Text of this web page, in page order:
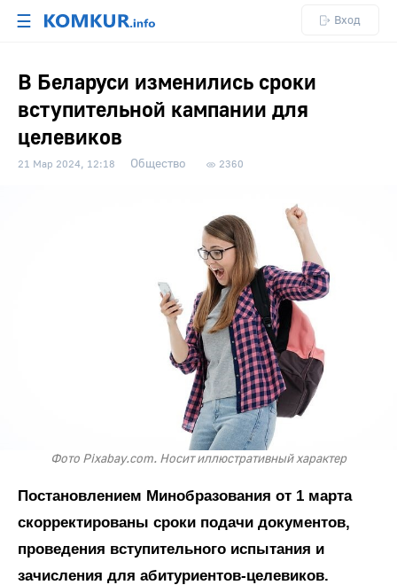
☰ Вход
В Беларуси изменились сроки
вступительной кампании для
целевиков
21 Мар 2024, 12:18 Общество 2360
Фото Pixabay.com. Носит иллюстративный характер
Постановлением Минобразования от 1 марта
скорректированы сроки подачи документов,
проведения вступительного испытания и
зачисления для абитуриентов-целевиков.